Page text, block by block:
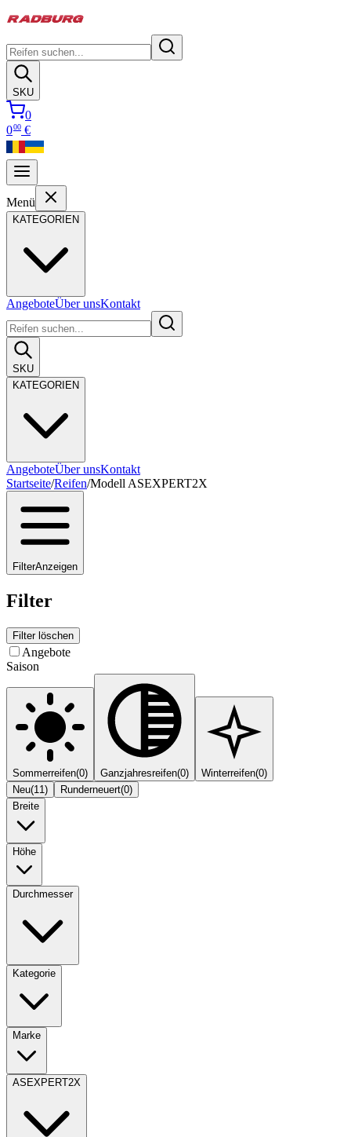
SKU
0
000 €
Menü
KATEGORIEN
AngeboteÜber unsKontakt
SKU
KATEGORIEN
AngeboteÜber unsKontakt
Startseite/Reifen/Modell ASEXPERT2X
FilterAnzeigen
Filter
Filter löschen
Angebote
Saison
Sommerreifen(0) Ganzjahresreifen(0) Winterreifen(0)
Neu(11) Runderneuert(0)
Breite
Höhe
Durchmesser
Kategorie
Marke
ASEXPERT2X